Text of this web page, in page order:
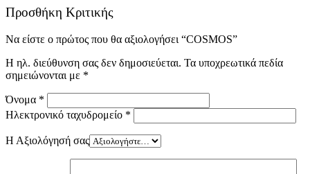
Προσθήκη Κριτικής
Να είστε ο πρώτος που θα αξιολογήσει “COSMOS”
Η ηλ. διεύθυνση σας δεν δημοσιεύεται. Τα υποχρεωτικά πεδία
σημειώνονται με *
Όνομα *
Ηλεκτρονικό ταχυδρομείο *
Η Αξιολόγησή σας